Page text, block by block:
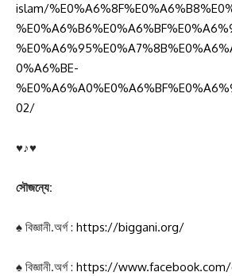
islam/
0%A6%BE-
02/
♥♪♥
সৌজন্যে:
♠ বিজ্ঞানী.অর্গ : https://biggani.org/
♠ বিজ্ঞানী.অর্গ : https://